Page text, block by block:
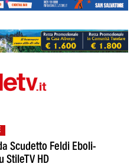
Scudetto Feldi Eboli-
StileTV HD